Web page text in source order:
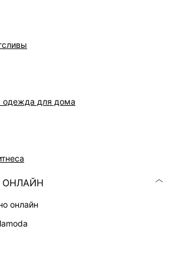
одежда для дома
ОНЛАЙН
онлайн
с контрастной каймой
оливковый и белый
44. Крой модели соответствует
доставки и возврата